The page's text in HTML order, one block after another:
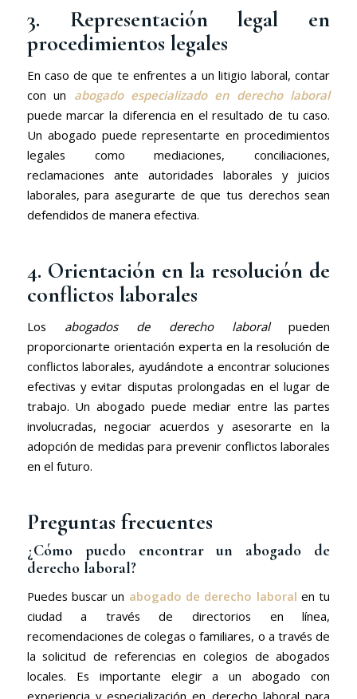
3. Representación legal en
procedimientos legales
En caso de que te enfrentes a un litigio laboral, contar
con un abogado especializado en derecho laboral
puede marcar la diferencia en el resultado de tu caso.
Un abogado puede representarte en procedimientos
legales como mediaciones, conciliaciones,
reclamaciones ante autoridades laborales y juicios
laborales, para asegurarte de que tus derechos sean
defendidos de manera efectiva.
4. Orientación en la resolución de
conflictos laborales
Los abogados de derecho laboralpueden
proporcionarte orientación experta en la resolución de
conflictos laborales, ayudándote a encontrar soluciones
efectivas y evitar disputas prolongadas en el lugar de
trabajo. Un abogado puede mediar entre las partes
involucradas, negociar acuerdos y asesorarte en la
adopción de medidas para prevenir conflictos laborales
en el futuro.
Preguntas frecuentes
¿Cómo puedo encontrar un abogado de
derecho laboral?
Puedes buscar un abogado de derecho laboral en tu
ciudad a través de directorios en línea,
recomendaciones de colegas o familiares, o a través de
la solicitud de referencias en colegios de abogados
locales. Es importante elegir a un abogado con